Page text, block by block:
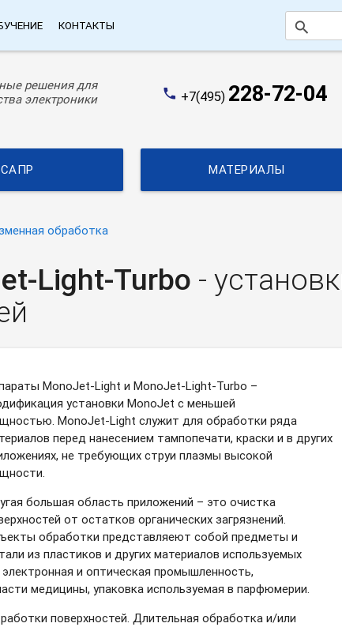
КОНТАКТЫ search
решения для
электроники
phone +7(495) 228-72-04
САПР МАТЕРИАЛЫ
обработка
Light-Turbo -
MonoJet-Light и MonoJet-Light-Turbo –
установки MonoJet с меньшей
MonoJet-Light служит для обработки ряда
перед нанесением тампопечати, краски и в других
не требующих струи плазмы высокой
большая область приложений – это очистка
от остатков органических загрязнений.
обработки представляеют собой предметы и
из пластиков и других материалов используемых
и оптическая промышленность,
медицины, упаковка используемая в парфюмерии.
поверхностей. Длительная обработка и/или